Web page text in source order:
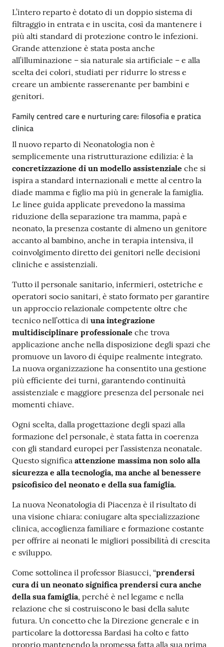
L’intero reparto è dotato di un doppio sistema di
filtraggio in entrata e in uscita, così da mantenere i
più alti standard di protezione contro le infezioni.
Grande attenzione è stata posta anche
all’illuminazione – sia naturale sia artificiale – e alla
scelta dei colori, studiati per ridurre lo stress e
creare un ambiente rasserenante per bambini e
genitori.
Family centred care e nurturing care: filosofia e pratica
clinica
Il nuovo reparto di Neonatologia non è
semplicemente una ristrutturazione edilizia: è la
concretizzazione di un modello assistenziale che si
ispira a standard internazionali e mette al centro la
diade mamma e figlio ma più in generale la famiglia.
Le linee guida applicate prevedono la massima
riduzione della separazione tra mamma, papà e
neonato, la presenza costante di almeno un genitore
accanto al bambino, anche in terapia intensiva, il
coinvolgimento diretto dei genitori nelle decisioni
cliniche e assistenziali.
Tutto il personale sanitario, infermieri, ostetriche e
operatori socio sanitari, è stato formato per garantire
un approccio relazionale competente oltre che
tecnico nell’ottica di una integrazione
multidisciplinare professionale che trova
applicazione anche nella disposizione degli spazi che
promuove un lavoro di équipe realmente integrato.
La nuova organizzazione ha consentito una gestione
più efficiente dei turni, garantendo continuità
assistenziale e maggiore presenza del personale nei
momenti chiave.
Ogni scelta, dalla progettazione degli spazi alla
formazione del personale, è stata fatta in coerenza
con gli standard europei per l’assistenza neonatale.
Questo significa attenzione massima non solo alla
sicurezza e alla tecnologia, ma anche al benessere
psicofisico del neonato e della sua famiglia.
La nuova Neonatologia di Piacenza è il risultato di
una visione chiara: coniugare alta specializzazione
clinica, accoglienza familiare e formazione costante
per offrire ai neonati le migliori possibilità di crescita
e sviluppo.
Come sottolinea il professor Biasucci, “prendersi
cura di un neonato significa prendersi cura anche
della sua famiglia, perché è nel legame e nella
relazione che si costruiscono le basi della salute
futura. Un concetto che la Direzione generale e in
particolare la dottoressa Bardasi ha colto e fatto
proprio mantenendo la promessa fatta alla sua prima